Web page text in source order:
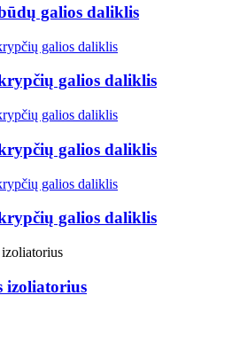
galios daliklis
galios daliklis
galios daliklis
galios daliklis
izoliatorius